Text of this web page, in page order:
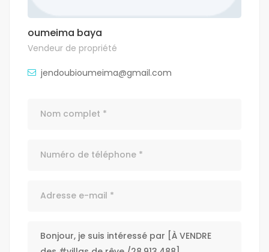
oumeima baya
Vendeur de propriété
jendoubioumeima@gmail.com